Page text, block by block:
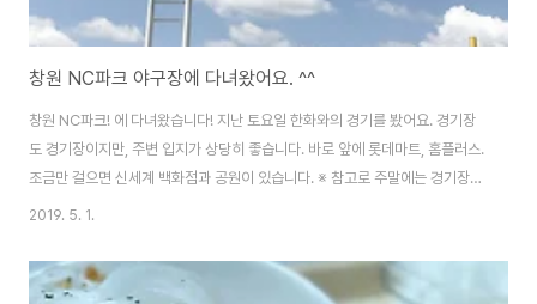
창원 NC파크 야구장에 다녀왔어요. ^^
창원 NC파크! 에 다녀왔습니다! 지난 토요일 한화와의 경기를 봤어요. 경기장
도 경기장이지만, 주변 입지가 상당히 좋습니다. 바로 앞에 롯데마트, 홈플러스.
조금만 걸으면 신세계 백화점과 공원이 있습니다. ※ 참고로 주말에는 경기장
외에 마트 두곳, 백화점까지 모두 주차가 가능합니다. 공식 안내에 되어 있고,
었습니다. 스시Z라는 회전초밥집이었는데, 맛은 괜찮았는데 가격 불균형이 좀
심합니다. 먹을만하다 싶은건 접시당 4,000~10,000 이상 수준. 보통 저가
2019. 5. 1.